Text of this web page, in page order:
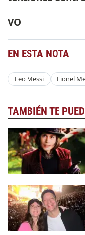
VO
EN ESTA NOTA
Leo Messi Lionel
TAMBIÉN TE